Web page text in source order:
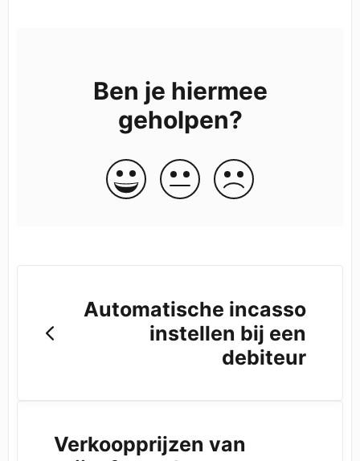
Ben je hiermee
geholpen?
Automatische incasso
instellen bij een
debiteur
Verkoopprijzen van